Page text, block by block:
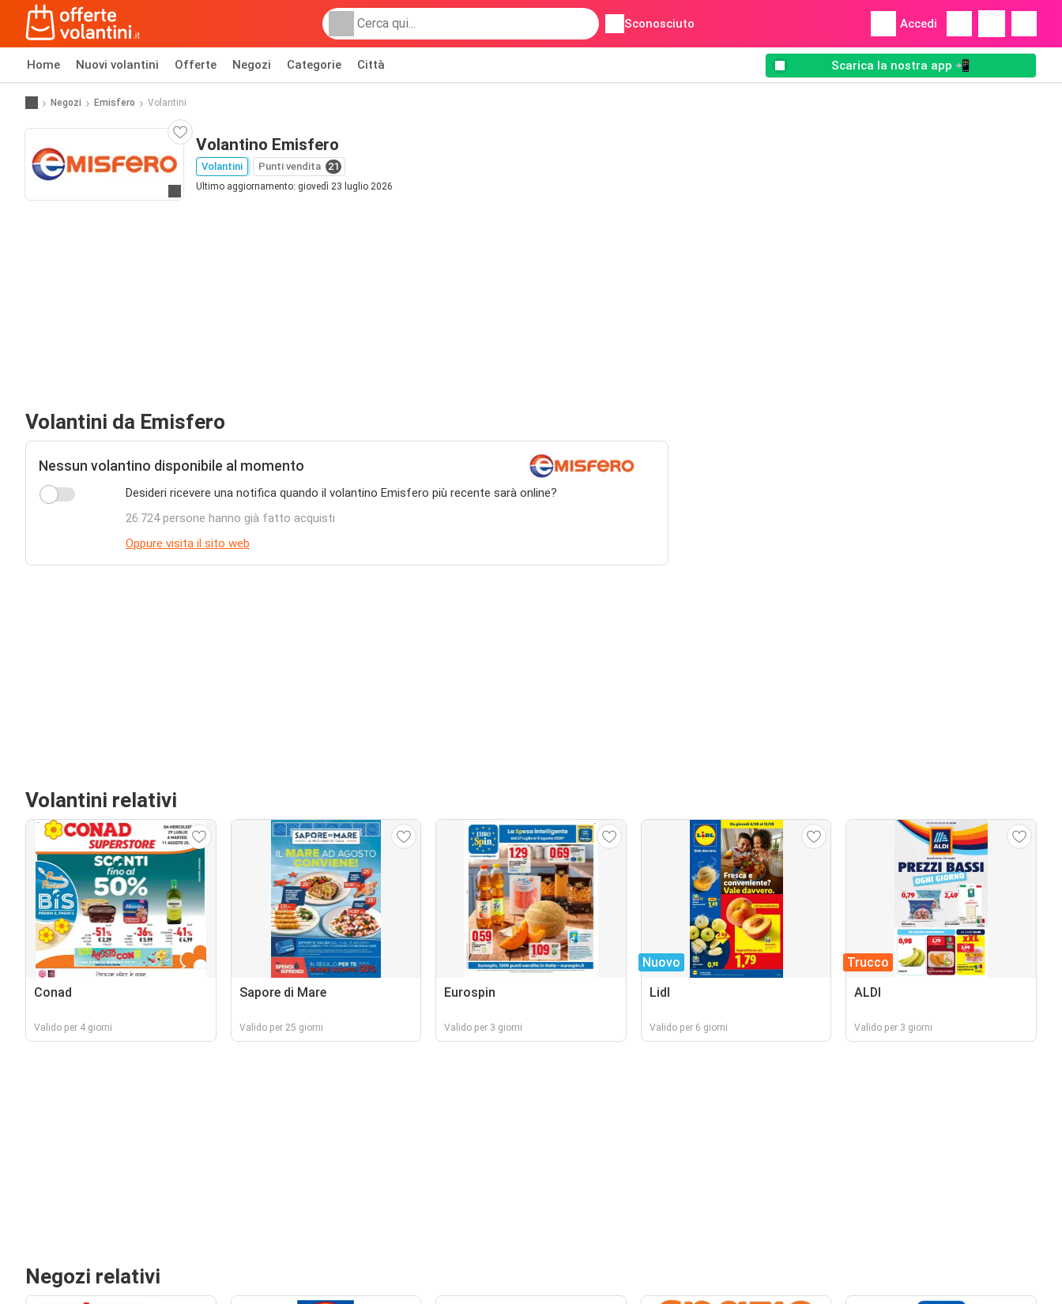
Sconosciuto Accedi
Home Nuovi volantini Offerte Negozi Categorie Città Scarica la nostra app 📲
Negozi Emisfero Volantini
Vai al sito web
Volantino Emisfero
Volantini Punti vendita 21
Ultimo aggiornamento: giovedì 23 luglio 2026
Volantini da Emisfero
Nessun volantino disponibile al momento
Desideri ricevere una notifica quando il volantino Emisfero più recente sarà online?
26.724 persone hanno già fatto acquisti
Oppure visita il sito web
Volantini relativi
Conad
Valido per 4 giorni
Sapore di Mare
Valido per 25 giorni
Eurospin
Valido per 3 giorni
Nuovo
Lidl
Valido per 6 giorni
Trucco
ALDI
Valido per 3 giorni
Negozi relativi